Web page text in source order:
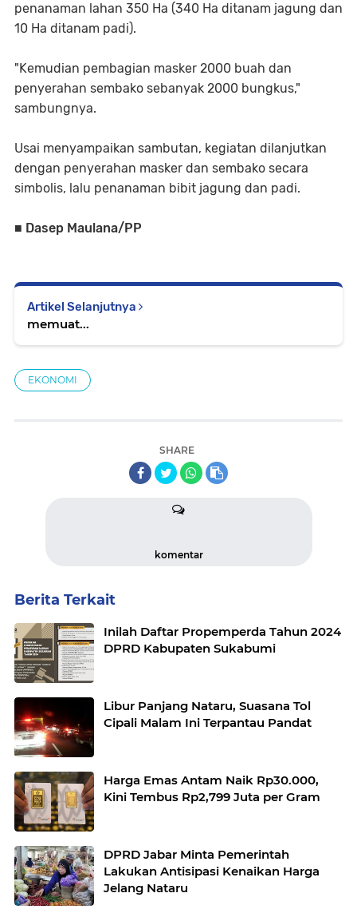
penanaman lahan 350 Ha (340 Ha ditanam jagung dan
10 Ha ditanam padi).
"Kemudian pembagian masker 2000 buah dan
penyerahan sembako sebanyak 2000 bungkus,"
sambungnya.
Usai menyampaikan sambutan, kegiatan dilanjutkan
dengan penyerahan masker dan sembako secara
simbolis, lalu penanaman bibit jagung dan padi.
■ Dasep Maulana/PP
Artikel Selanjutnya
memuat...
EKONOMI
SHARE
komentar
Berita Terkait
Inilah Daftar Propemperda Tahun 2024
DPRD Kabupaten Sukabumi
Libur Panjang Nataru, Suasana Tol
Cipali Malam Ini Terpantau Pandat
Harga Emas Antam Naik Rp30.000,
Kini Tembus Rp2,799 Juta per Gram
DPRD Jabar Minta Pemerintah
Lakukan Antisipasi Kenaikan Harga
Jelang Nataru